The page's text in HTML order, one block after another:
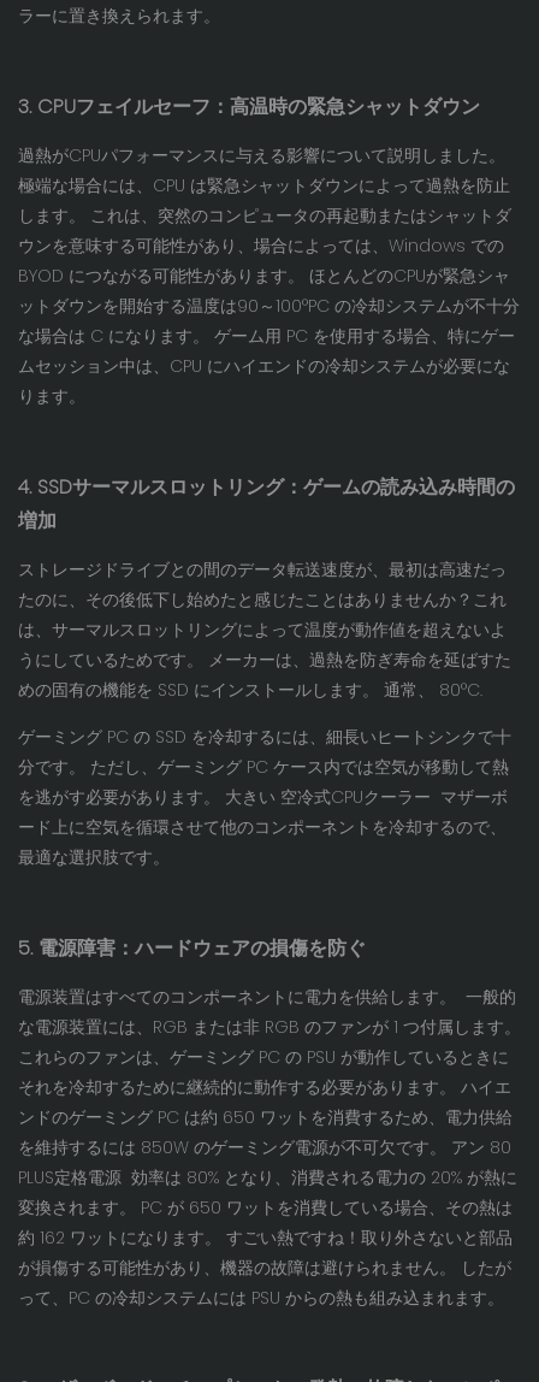
ラーに置き換えられます。
3. CPUフェイルセーフ：高温時の緊急シャットダウン
過熱がCPUパフォーマンスに与える影響について説明しました。
極端な場合には、CPU は緊急シャットダウンによって過熱を防止
します。 これは、突然のコンピュータの再起動またはシャットダ
ウンを意味する可能性があり、場合によっては、Windows での
BYOD につながる可能性があります。 ほとんどのCPUが緊急シャ
ットダウンを開始する温度は90～100°PC の冷却システムが不十分
な場合は C になります。 ゲーム用 PC を使用する場合、特にゲー
ムセッション中は、CPU にハイエンドの冷却システムが必要にな
ります。
4. SSDサーマルスロットリング：ゲームの読み込み時間の
増加
ストレージドライブとの間のデータ転送速度が、最初は高速だっ
たのに、その後低下し始めたと感じたことはありませんか？これ
は、サーマルスロットリングによって温度が動作値を超えないよ
うにしているためです。 メーカーは、過熱を防ぎ寿命を延ばすた
めの固有の機能を SSD にインストールします。 通常、 80°C.
ゲーミング PC の SSD を冷却するには、細長いヒートシンクで十
分です。 ただし、ゲーミング PC ケース内では空気が移動して熱
を逃がす必要があります。 大きい 空冷式CPUクーラー マザーボ
ード上に空気を循環させて他のコンポーネントを冷却するので、
最適な選択肢です。
5. 電源障害：ハードウェアの損傷を防ぐ
電源装置はすべてのコンポーネントに電力を供給します。 一般的
な電源装置には、RGB または非 RGB のファンが 1 つ付属します。
これらのファンは、ゲーミング PC の PSU が動作しているときに
それを冷却するために継続的に動作する必要があります。 ハイエ
ンドのゲーミング PC は約 650 ワットを消費するため、電力供給
を維持するには 850W のゲーミング電源が不可欠です。 アン 80
PLUS定格電源 効率は 80% となり、消費される電力の 20% が熱に
変換されます。 PC が 650 ワットを消費している場合、その熱は
約 162 ワットになります。 すごい熱ですね！取り外さないと部品
が損傷する可能性があり、機器の故障は避けられません。 したが
って、PC の冷却システムには PSU からの熱も組み込まれます。